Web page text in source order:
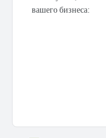
вашего бизнеса: